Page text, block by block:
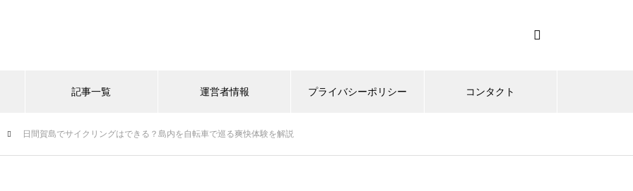
記事一覧 運営者情報 プライバシーポリシー コンタクト
日間賀島でサイクリングはできる？島内を自転車で巡る爽快体験を解説